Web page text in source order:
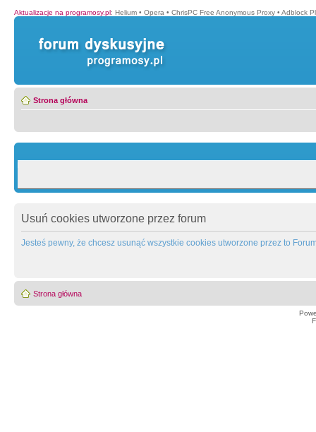
Aktualizacje na programosy.pl: Helium • Opera • ChrisPC Free Anonymous Proxy • Adblock
Strona główna
Usuń cookies utworzone przez forum
Jesteś pewny, że chcesz usunąć wszystkie cookies utworzone przez to
Strona główna